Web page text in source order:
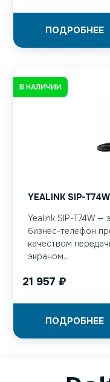
ПОДРОБНЕЕ
В НАЛИЧИИ
YEALINK SIP-T74W
Yealink SIP-T74W
бизнес-телефон
качеством
экраном...
21 957 ₽
ПОДРОБНЕЕ